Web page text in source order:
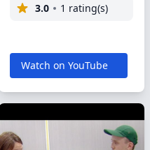
3.0
1 rating(s)
Watch on YouTube